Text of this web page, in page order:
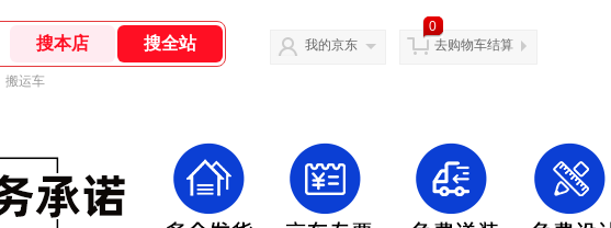
搬运车
我的京东
0
去购物车结算